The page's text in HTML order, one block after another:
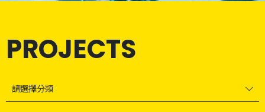
PROJECTS
請選擇分類